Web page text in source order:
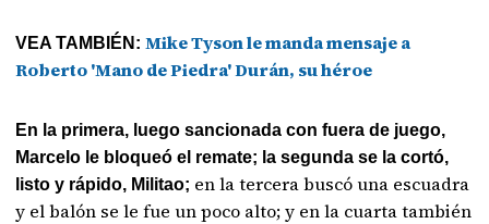
VEA TAMBIÉN:Mike Tyson le manda mensaje a
Roberto 'Mano de Piedra' Durán, su héroe
En la primera, luego sancionada con fuera de juego,
Marcelo le bloqueó el remate; la segunda se la cortó,
listo y rápido, Militao; en la tercera buscó una escuadra
y el balón se le fue un poco alto; y en la cuarta también